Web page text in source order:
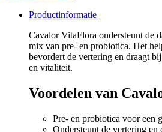
Productinformatie
Cavalor VitaFlora ondersteunt de
mix van pre- en probiotica. Het
bevordert de vertering en draagt
en vitaliteit.
Voordelen van
Pre- en probiotica voor een
Ondersteunt de vertering en